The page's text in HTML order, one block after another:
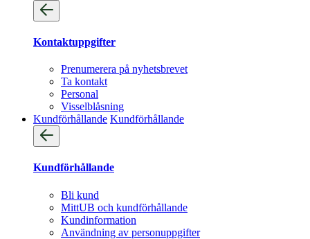
Kontaktuppgifter
Prenumerera på nyhetsbrevet
Ta kontakt
Personal
Visselblåsning
Kundförhållande Kundförhållande
Kundförhållande
Bli kund
MittUB och kundförhållande
Kundinformation
Användning av personuppgifter